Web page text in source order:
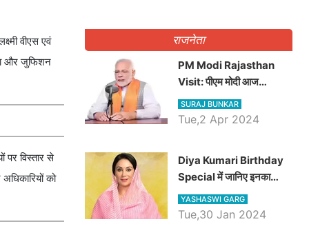
वीएस एवं
और जुफिशन
पर विस्तार से
को
राजनेता
PM Modi Rajasthan
Visit: पीएम मोदी आज
राजस्थान में कोटपूतली में करेंगे
विशाल रैली, एक सभा से 8 सीटों
SURAJ BUNKAR
Tue,2 Apr 2024
Diya Kumari Birthday
Special में जानिए इनका
राजकुमारी से राजस्थान की
डिप्टी सीएम बनने तक का सफर,
YASHASWI GARG
Tue,30 Jan 2024